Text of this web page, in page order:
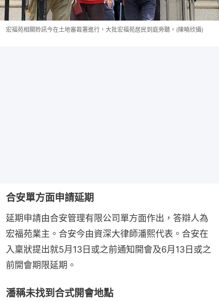
宏福苑相關聆訊今在土地審裁署進行，大批宏福苑居民到庭旁聽。(陳曉欣攝)
合安單方面申請延期
延期申請由合安管理有限公司單方面作出，答辯人為
宏福苑業主。合安今由資深大律師潘熙代表。合安在
入稟狀提出就5月13日或之前通知開會及6月13日或之
前開會期限延期。
潘稱未找到合式開會地點